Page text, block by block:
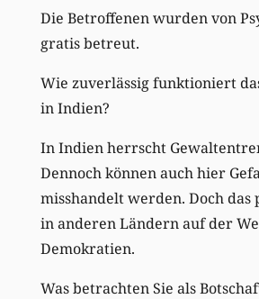
Die Betroffenen wurden von
gratis betreut.
Wie zuverlässig funktioniert
in Indien?
In Indien herrscht
Dennoch können auch hier
misshandelt werden. Doch das
in anderen Ländern auf der
Demokratien.
Was betrachten Sie als